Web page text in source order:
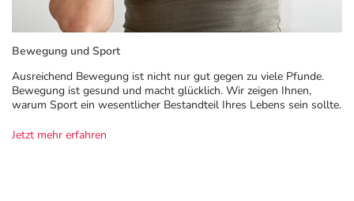
Bewegung und Sport
Ausreichend Bewegung ist nicht nur gut gegen zu viele Pfunde.
Bewegung ist gesund und macht glücklich. Wir zeigen Ihnen,
warum Sport ein wesentlicher Bestandteil Ihres Lebens sein sollte.
Jetzt mehr erfahren